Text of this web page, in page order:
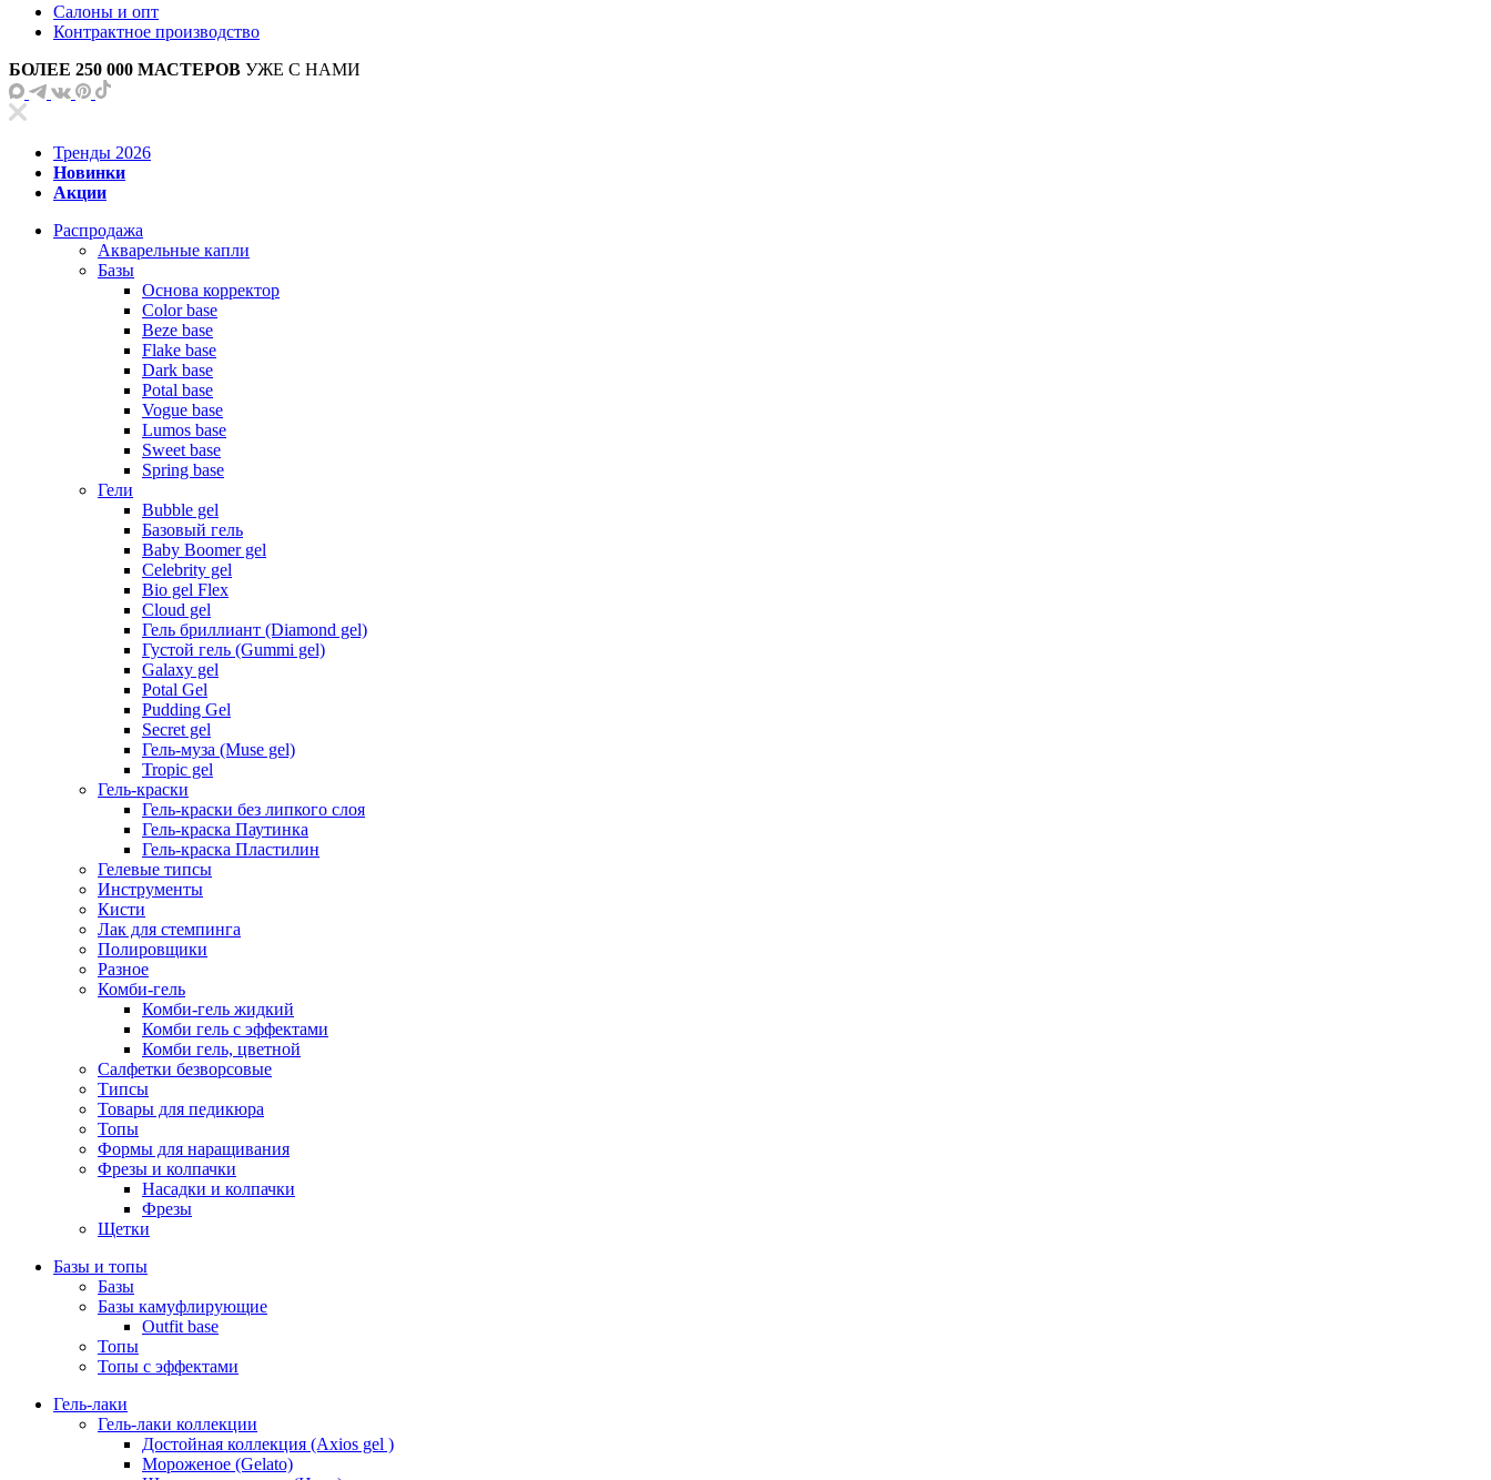
Салоны и опт
Контрактное производство
БОЛЕЕ 250 000 МАСТЕРОВ УЖЕ С НАМИ
Тренды 2026
Новинки
Акции
Распродажа
Акварельные капли
Базы
Основа корректор
Color base
Beze base
Flake base
Dark base
Potal base
Vogue base
Lumos base
Sweet base
Spring base
Гели
Bubble gel
Базовый гель
Baby Boomer gel
Celebrity gel
Bio gel Flex
Cloud gel
Гель бриллиант (Diamond gel)
Густой гель (Gummi gel)
Galaxy gel
Potal Gel
Pudding Gel
Secret gel
Гель-муза (Muse gel)
Tropic gel
Гель-краски
Гель-краски без липкого слоя
Гель-краска Паутинка
Гель-краска Пластилин
Гелевые типсы
Инструменты
Кисти
Лак для стемпинга
Полировщики
Разное
Комби-гель
Комби-гель жидкий
Комби гель с эффектами
Комби гель, цветной
Салфетки безворсовые
Типсы
Товары для педикюра
Топы
Формы для наращивания
Фрезы и колпачки
Насадки и колпачки
Фрезы
Щетки
Базы и топы
Базы
Базы камуфлирующие
Outfit base
Топы
Топы с эффектами
Гель-лаки
Гель-лаки коллекции
Достойная коллекция (Axios gel )
Мороженое (Gelato)